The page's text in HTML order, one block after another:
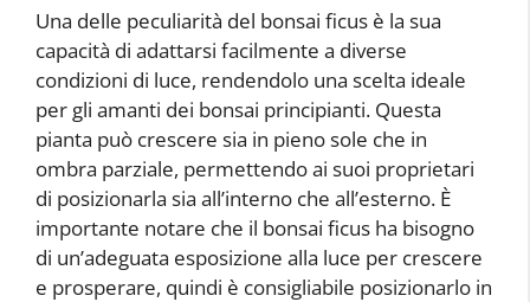
Una delle peculiarità del bonsai ficus è la sua
capacità di adattarsi facilmente a diverse
condizioni di luce, rendendolo una scelta ideale
per gli amanti dei bonsai principianti. Questa
pianta può crescere sia in pieno sole che in
ombra parziale, permettendo ai suoi proprietari
di posizionarla sia all’interno che all’esterno. È
importante notare che il bonsai ficus ha bisogno
di un’adeguata esposizione alla luce per crescere
e prosperare, quindi è consigliabile posizionarlo in